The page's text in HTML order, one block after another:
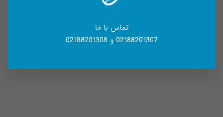
تماس با ما
02188201307 و 02188201308